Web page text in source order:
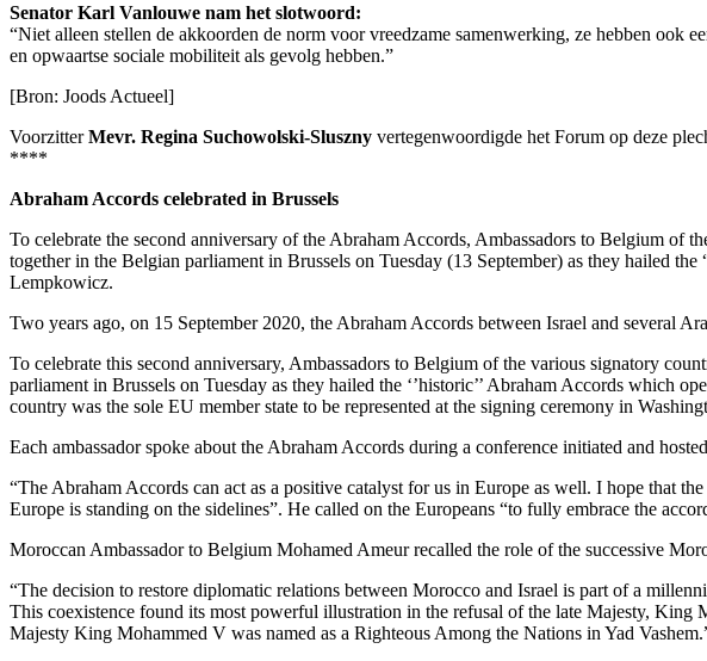
Senator Karl Vanlouwe nam het slotwoord:
“Niet alleen stellen de akkoorden de norm voor vreedzame samenwerking, ze hebben ook
en opwaartse sociale mobiliteit als gevolg hebben.”
[Bron: Joods Actueel]
VoorzitterMevr. Regina Suchowolski-Sluszny vertegenwoordigde het Forum op deze
****
Abraham Accords celebrated in Brussels
To celebrate the second anniversary of the Abraham Accords, Ambassadors to Belgium of
together in the Belgian parliament in Brussels on Tuesday (13 September) as they hailed
Lempkowicz.
Two years ago, on 15 September 2020, the Abraham Accords between Israel and several
To celebrate this second anniversary, Ambassadors to Belgium of the various signatory
parliament in Brussels on Tuesday as they hailed the ‘’historic’’ Abraham Accords which
country was the sole EU member state to be represented at the signing ceremony in
Each ambassador spoke about the Abraham Accords during a conference initiated and
“The Abraham Accords can act as a positive catalyst for us in Europe as well. I hope that
Europe is standing on the sidelines”. He called on the Europeans “to fully embrace the
Moroccan Ambassador to Belgium Mohamed Ameur recalled the role of the successive
“The decision to restore diplomatic relations between Morocco and Israel is part of a
This coexistence found its most powerful illustration in the refusal of the late Majesty,
Majesty King Mohammed V was named as a Righteous Among the Nations in Yad